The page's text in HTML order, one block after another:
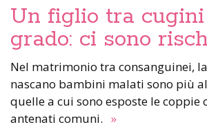
Un figlio tra
grado: ci sono
Nel matrimonio tra consanguinei, la probabilità che
nascano bambini malati sono più
quelle a cui sono esposte le coppie
antenati comuni. »